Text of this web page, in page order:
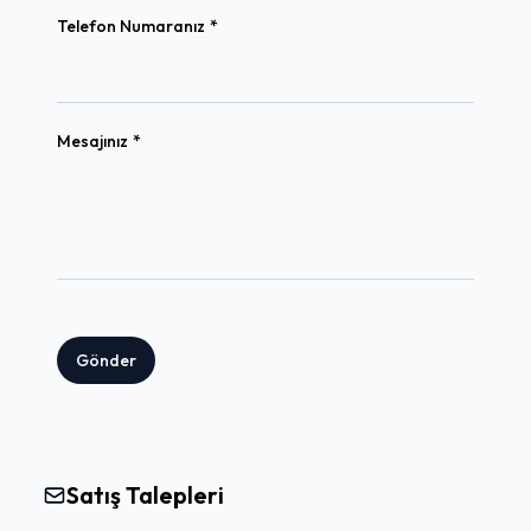
Telefon Numaranız *
Mesajınız *
Gönder
Satış Talepleri